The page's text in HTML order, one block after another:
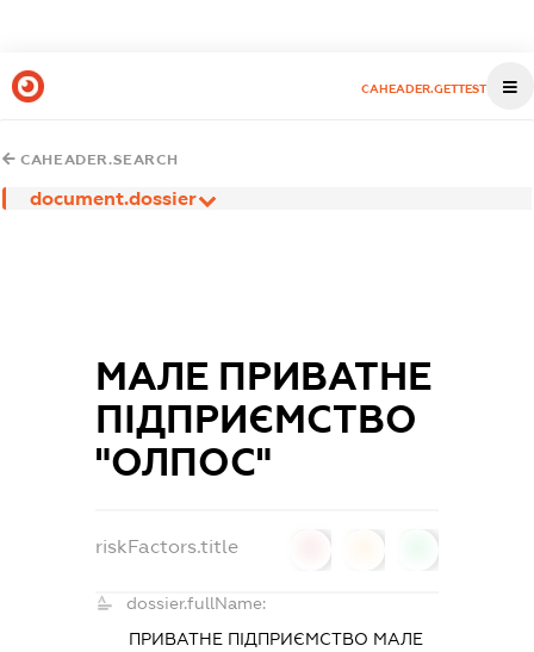
CAHEADER.GETTEST
CAHEADER.SEARCH
document.dossier
МАЛЕ ПРИВАТНЕ
ПІДПРИЄМСТВО
"ОЛПОС"
riskFactors.title
dossier.fullName:
ПРИВАТНЕ ПІДПРИЄМСТВО МАЛЕ